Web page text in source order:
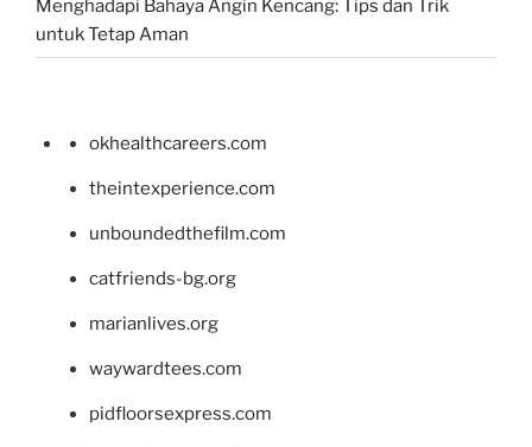
Menghadapi Bahaya Angin Kencang: Tips dan Trik
untuk Tetap Aman
okhealthcareers.com
theintexperience.com
unboundedthefilm.com
catfriends-bg.org
marianlives.org
waywardtees.com
pidfloorsexpress.com